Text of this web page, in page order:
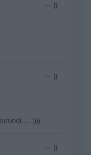
0
0
..... :)))
0